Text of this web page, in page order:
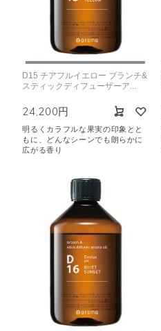
D15 チアフルイエロー ブランチ&
スティックディフューザーア...
24,200円
明るくカラフルな果実の印象とと
もに、どんなシーンでも朗らかに
広がる香り